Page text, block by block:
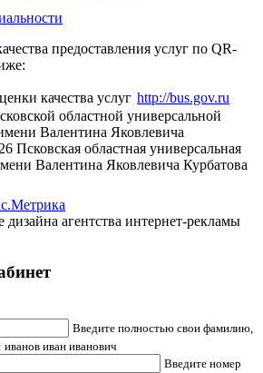
предоставления услуг по QR-
http://bus.gov.ru
областной универсальной
Валентина Яковлевича
Псковская областная универсальная
Валентина Яковлевича Курбатова
дизайна агентства интернет-рекламы
Введите полностью свои фамилию,
иван иванович
Введите номер